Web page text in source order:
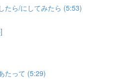
たら/にしてみたら (5:53)
たって (5:29)